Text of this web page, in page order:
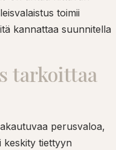
toimii
kannattaa suunnitella
tarkoittaa
perusvaloa,
keskity tiettyyn